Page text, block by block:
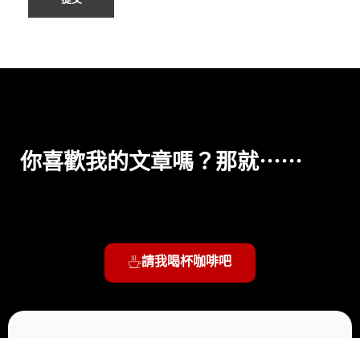
你喜歡我的文章嗎？那就⋯⋯
請我喝杯咖啡吧